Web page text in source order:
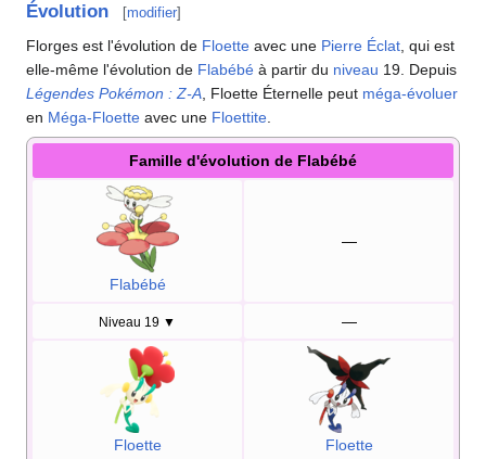
Évolution [modifier]
Florges est l'évolution de Floette avec une Pierre Éclat , qui est
elle-même l'évolution de Flabébé à partir du niveau 19. Depuis
Légendes Pokémon : Z-A , Floette Éternelle peut méga-évoluer
en Méga-Floette avec une Floettite
Famille d'évolution de Flabébé
Flabébé
—
Niveau 19 ▼ —
Floette
Floette